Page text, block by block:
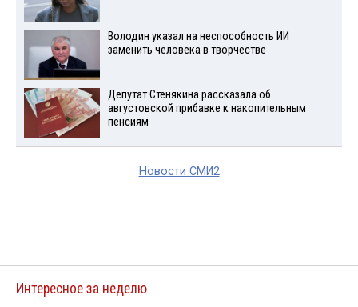
Володин указал на неспособность ИИ
заменить человека в творчестве
Депутат Стенякина рассказала об
августовской прибавке к накопительным
пенсиям
Новости СМИ2
Интересное за неделю